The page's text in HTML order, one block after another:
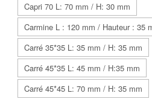
Capri 70 L: 70 mm / H: 30 mm
Carmine L : 120 mm / Hauteur : 35
Carré 35*35 L: 35 mm / H: 35 mm
Carré 45*35 L: 45 mm / H:35 mm
Carré 45*45 L: 70 mm / H: 35 mm